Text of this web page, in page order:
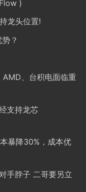
)
龙头位置!
？
、台积电面临重
支持龙芯
暴降30%，成本优
手脖子 二哥要另立